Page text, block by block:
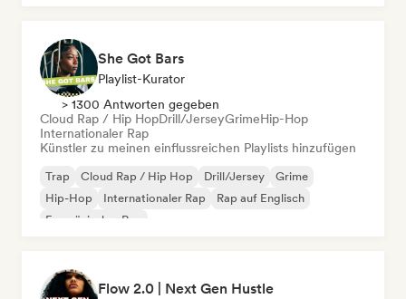
She Got Bars
Playlist-Kurator
> 1300 Antworten gegeben
Cloud Rap / Hip HopDrill/JerseyGrimeHip-Hop
Internationaler Rap
Künstler zu meinen einflussreichen Playlists hinzufügen
Trap Cloud Rap / Hip Hop Drill/Jersey
Grime
Hip-Hop
Internationaler Rap
Rap auf Englisch
Französischer Rap
Flow 2.0 | Next Gen Hustle